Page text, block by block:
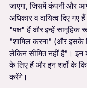
जाएगा, जिसमें कंपनी और
अधिकार व दायित्व दिए
"पक्ष" हैं और इन्हें सामूहिक
"शामिल करना" (और इसके
लेकिन सीमित नहीं है"। इन
के लिए हैं और इन शर्तों के
करेंगे।